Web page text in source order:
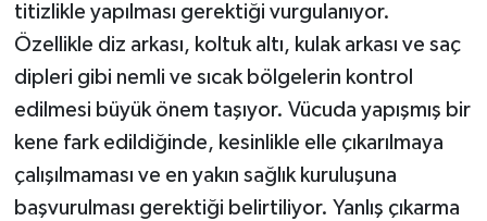
titizlikle yapılması gerektiği vurgulanıyor.
Özellikle diz arkası, koltuk altı, kulak arkası ve saç
dipleri gibi nemli ve sıcak bölgelerin kontrol
edilmesi büyük önem taşıyor. Vücuda yapışmış bir
kene fark edildiğinde, kesinlikle elle çıkarılmaya
çalışılmaması ve en yakın sağlık kuruluşuna
başvurulması gerektiği belirtiliyor. Yanlış çıkarma